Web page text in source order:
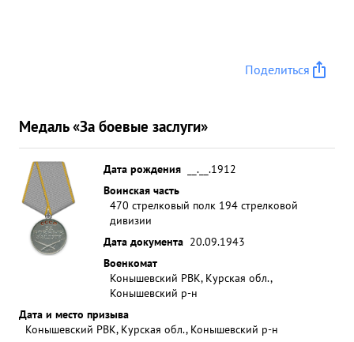
Поделиться
Медаль «За боевые заслуги»
Дата рождения
__.__.1912
Воинская часть
470 стрелковый полк 194 стрелковой
дивизии
Дата документа 20.09.1943
Военкомат
Конышевский РВК, Курская обл.,
Конышевский р-н
Дата и место призыва
Конышевский РВК, Курская обл., Конышевский р-н